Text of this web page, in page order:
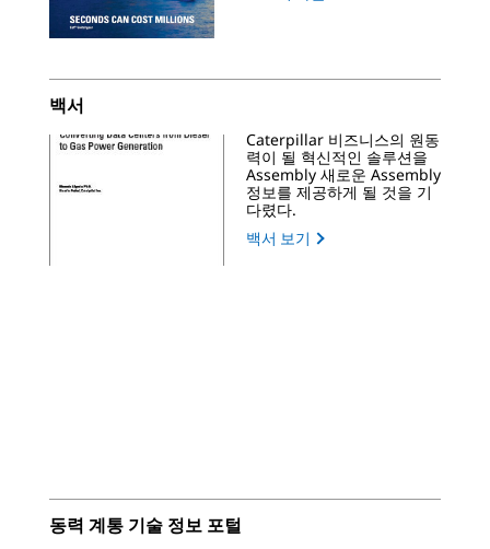
백서
Caterpillar 비즈니스의 원동
력이 될 혁신적인 솔루션을
Assembly 새로운 Assembly
정보를 제공하게 될 것을 기
다렸다.
백서 보기
동력 계통 기술 정보 포털